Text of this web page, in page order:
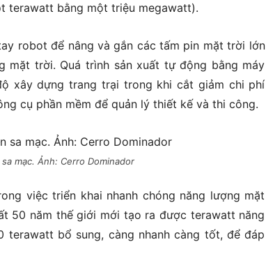
terawatt bằng một triệu megawatt).
robot để nâng và gắn các tấm pin mặt trời lớn
mặt trời. Quá trình sản xuất tự động bằng máy
xây dựng trang trại trong khi cắt giảm chi phí
cụ phần mềm để quản lý thiết kế và thi công.
mạc. Ảnh: Cerro Dominador
việc triển khai nhanh chóng năng lượng mặt
50 năm thế giới mới tạo ra được terawatt năng
bổ sung, càng nhanh càng tốt, để đáp